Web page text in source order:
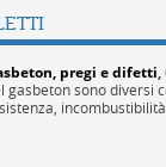
pregi e difetti,
gasbeton sono diversi
incombustibilità